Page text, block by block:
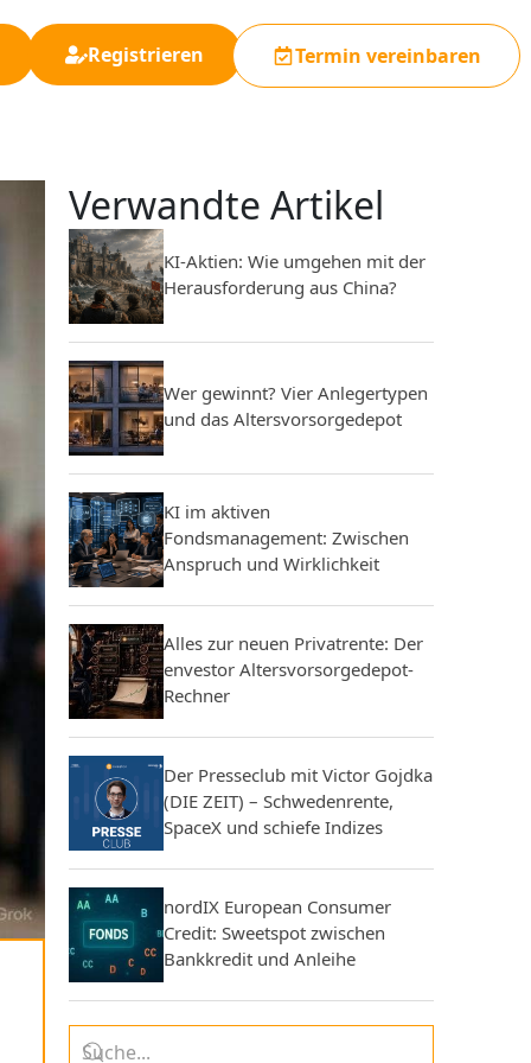
Registrieren Termin vereinbaren
Verwandte Artikel
KI-Aktien: Wie umgehen mit der
Herausforderung aus China?
Wer gewinnt? Vier Anlegertypen
und das Altersvorsorgedepot
KI im aktiven
Fondsmanagement: Zwischen
Anspruch und Wirklichkeit
Alles zur neuen Privatrente: Der
envestor Altersvorsorgedepot-
Rechner
Der Presseclub mit Victor Gojdka
(DIE ZEIT) – Schwedenrente,
SpaceX und schiefe Indizes
nordIX European Consumer
Credit: Sweetspot zwischen
Bankkredit und Anleihe